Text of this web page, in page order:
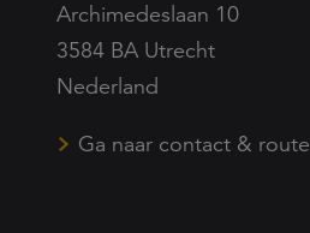
Archimedeslaan 10
3584 BA Utrecht
Nederland
Ga naar contact & route